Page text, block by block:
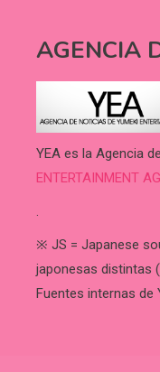
AGENCIA
YEA es la Agencia
ENTERTAINMENT
.
※ JS = Japanese
japonesas distintas
Fuentes internas de